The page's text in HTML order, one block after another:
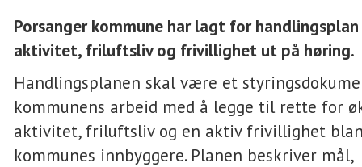
Porsanger kommune har lagt for
aktivitet, friluftsliv og frivillighet ut på høring.
Handlingsplanen skal være et
kommunens arbeid med å legge til rette for
aktivitet, friluftsliv og en aktiv frivillighet
kommunes innbyggere. Planen beskriver mål,